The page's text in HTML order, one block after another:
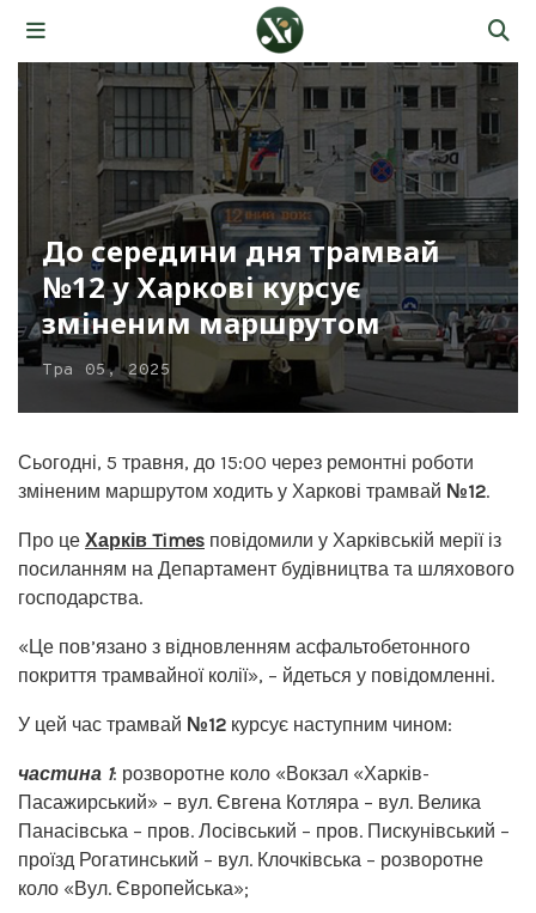
До середини дня трамвай
№12 у Харкові курсує
зміненим маршрутом
Тра 05, 2025
Сьогодні, 5 травня, до 15:00 через ремонтні роботи
зміненим маршрутом ходить у Харкові трамвай №12.
Про це Харків Times повідомили у Харківській мерії із
посиланням на Департамент будівництва та шляхового
господарства.
«Це пов’язано з відновленням асфальтобетонного
покриття трамвайної колії», – йдеться у повідомленні.
У цей час трамвай №12 курсує наступним чином:
частина 1: розворотне коло «Вокзал «Харків-
Пасажирський» – вул. Євгена Котляра – вул. Велика
Панасівська – пров. Лосівський – пров. Пискунівський –
проїзд Рогатинський – вул. Клочківська – розворотне
коло «Вул. Європейська»;